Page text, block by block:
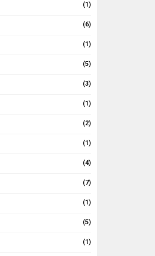
(1)
(6)
(1)
(5)
(3)
(1)
(2)
(1)
(4)
(7)
(1)
(5)
(1)